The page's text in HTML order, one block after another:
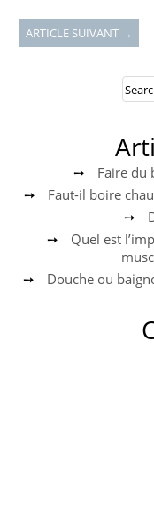
ARTICLE SUIVANT →
Faire du
Faut-il boire
Quel est
Douche ou